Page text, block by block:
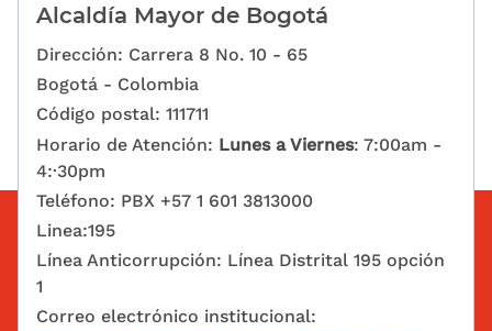
Alcaldía Mayor de Bogotá
Dirección: Carrera 8 No. 10 - 65
Bogotá - Colombia
Código postal: 111711
Horario de Atención: Lunes a Viernes: 7:00am -
4:·30pm
Teléfono: PBX +57 1 601 3813000
Linea:195
Línea Anticorrupción: Línea Distrital 195 opción
1
Correo electrónico institucional: